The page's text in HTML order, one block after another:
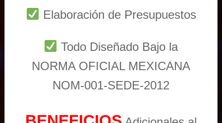
Elaboración de Presupuestos
Todo Diseñado Bajo la
NORMA OFICIAL MEXICANA
NOM-001-SEDE-2012